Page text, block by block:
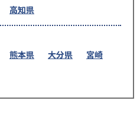
高知県
熊本県 大分県
宮崎